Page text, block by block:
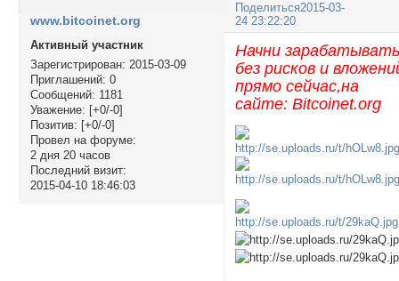
Поделиться2015-03-
24 23:22:20
www.bitcoinet.org
Активный участник
Зарегистрирован: 2015-03-09
Приглашений: 0
Сообщений: 1181
Уважение: [+0/-0]
Позитив: [+0/-0]
Провел на форуме:
2 дня 20 часов
Последний визит:
2015-04-10 18:46:03
Начни
без рисков и
прямо сейчас,на
сайте: Bitcoinet.org